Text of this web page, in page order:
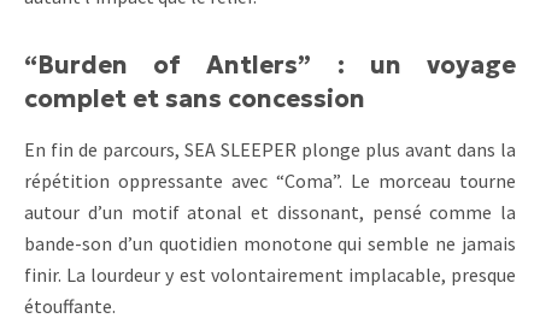
“Burden of Antlers” : un voyage
complet et sans concession
En fin de parcours, SEA SLEEPER plonge plus avant dans la
répétition oppressante avec “Coma”. Le morceau tourne
autour d’un motif atonal et dissonant, pensé comme la
bande-son d’un quotidien monotone qui semble ne jamais
finir. La lourdeur y est volontairement implacable, presque
étouffante.